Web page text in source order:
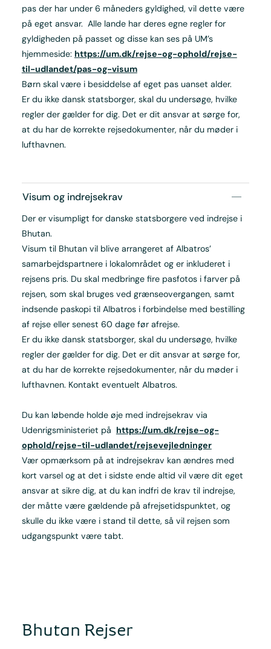
pas der har under 6 måneders gyldighed, vil dette være
på eget ansvar. Alle lande har deres egne regler for
gyldigheden på passet og disse kan ses på UM’s
hjemmeside: https://um.dk/rejse-og-ophold/rejse-
til-udlandet/pas-og-visum
Børn skal være i besiddelse af eget pas uanset alder.
Er du ikke dansk statsborger, skal du undersøge, hvilke
regler der gælder for dig. Det er dit ansvar at sørge for,
at du har de korrekte rejsedokumenter, når du møder i
lufthavnen.
Visum og indrejsekrav
Der er visumpligt for danske statsborgere ved indrejse i
Bhutan.
Visum til Bhutan vil blive arrangeret af Albatros’
samarbejdspartnere i lokalområdet og er inkluderet i
rejsens pris. Du skal medbringe fire pasfotos i farver på
rejsen, som skal bruges ved grænseovergangen, samt
indsende paskopi til Albatros i forbindelse med bestilling
af rejse eller senest 60 dage før afrejse.
Er du ikke dansk statsborger, skal du undersøge, hvilke
regler der gælder for dig. Det er dit ansvar at sørge for,
at du har de korrekte rejsedokumenter, når du møder i
lufthavnen. Kontakt eventuelt Albatros.
Du kan løbende holde øje med indrejsekrav via
Udenrigsministeriet på https://um.dk/rejse-og-
ophold/rejse-til-udlandet/rejsevejledninger
Vær opmærksom på at indrejsekrav kan ændres med
kort varsel og at det i sidste ende altid vil være dit eget
ansvar at sikre dig, at du kan indfri de krav til indrejse,
der måtte være gældende på afrejsetidspunktet, og
skulle du ikke være i stand til dette, så vil rejsen som
udgangspunkt være tabt.
Bhutan Rejser